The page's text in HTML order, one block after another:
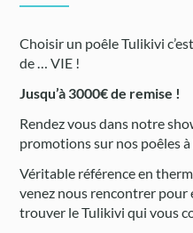
Choisir un poêle Tulikivi
de … VIE !
Jusqu’à 3000€ de remise !
Rendez vous dans notre
promotions sur nos poêles
Véritable référence en
venez nous rencontrer pour
trouver le Tulikivi qui vous